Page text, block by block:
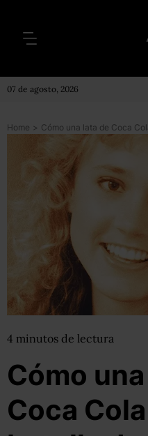
07 de agosto, 2026
Home >
4 minutos de lectura
Cómo
Coca